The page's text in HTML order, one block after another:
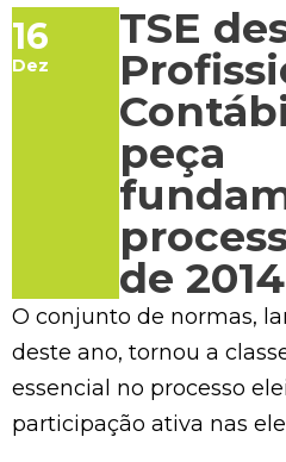
16
Dez
TSE
peça
de 2014
O conjunto de normas,
deste ano, tornou a
essencial no processo
participação ativa nas